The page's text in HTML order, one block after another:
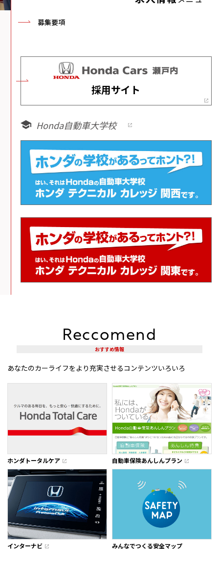
募集要項
採用サイト
Honda自動車大学校
Reccomend
おすすめ情報
あなたのカーライフをより充実させるコンテンツいろいろ
ホンダトータルケア 自動車保険あんしんプラン
インターナビ みんなでつくる安全マップ